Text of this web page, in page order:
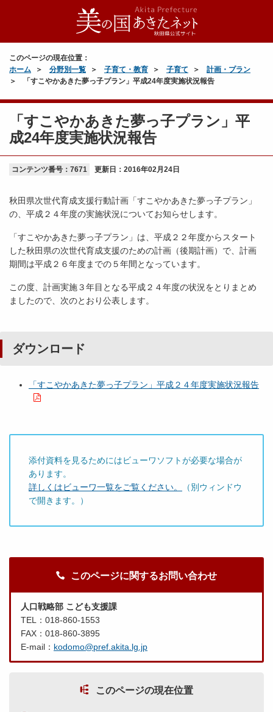
このページの現在位置：
ホーム
分野別一覧 子育て・教育 子育て
計画・プラン
「すこやかあきた夢っ子プラン」平成24年度実施状況報告
「すこやかあきた夢っ子プラン」平
成24年度実施状況報告
コンテンツ番号：7671 更新日： 2016年02月24日
秋田県次世代育成支援行動計画「すこやかあきた夢っ子プラン」
の、平成２４年度の実施状況についてお知らせします。
「すこやかあきた夢っ子プラン」は、平成２２年度からスタート
した秋田県の次世代育成支援のための計画（後期計画）で、計画
期間は平成２６年度までの５年間となっています。
この度、計画実施３年目となる平成２４年度の状況をとりまとめ
ましたので、次のとおり公表します。
ダウンロード
「すこやかあきた夢っ子プラン」平成２４年度実施状況報告
添付資料を見るためにはビューワソフトが必要な場合が
あります。
詳しくはビューワ一覧をご覧ください。
（別ウィンドウ
で開きます。）
このページに関するお問い合わせ
人口戦略部 こども支援課
TEL：018-860-1553
FAX：018-860-3895
E-mail： kodomo@pref.akita.lg.jp
このページの現在位置